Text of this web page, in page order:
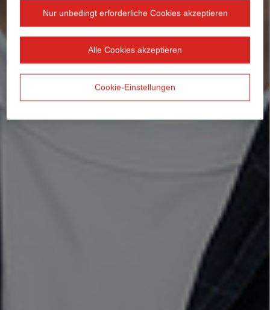
Nur unbedingt erforderliche Cookies akzeptieren
Alle Cookies akzeptieren
Cookie-Einstellungen